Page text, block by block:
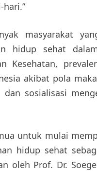
masyarakat
hidup sehat
Kesehatan,
akibat pola
sosialisasi
untuk mulai
hidup sehat
oleh Prof. Dr.